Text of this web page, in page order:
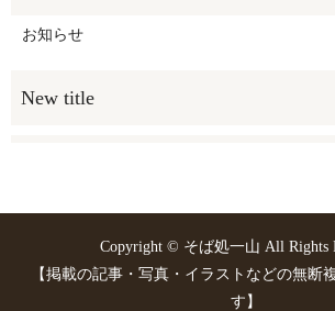
お知らせ
Copyright © そば処一山 All Rights
【掲載の記事・写真・イラストなどの無断
す】